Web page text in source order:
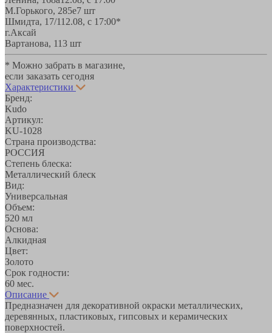
М.Горького, 285е7 шт
Шмидта, 17/112.08, с 17:00*
г.Аксай
Вартанова, 113 шт
* Можно забрать в магазине,
если заказать сегодня
Характеристики
Бренд:
Kudo
Артикул:
KU-1028
Страна производства:
РОССИЯ
Степень блеска:
Металлический блеск
Вид:
Универсальная
Объем:
520 мл
Основа:
Алкидная
Цвет:
Золото
Срок годности:
60 мес.
Описание
Предназначен для декоративной окраски металлических,
деревянных, пластиковых, гипсовых и керамических
поверхностей.